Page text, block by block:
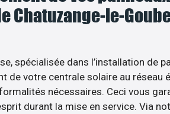
Chatuzange-le-
spécialisée dans l’installation de
de votre centrale solaire au réseau
nécessaires. Ceci vous
durant la mise en service. Via